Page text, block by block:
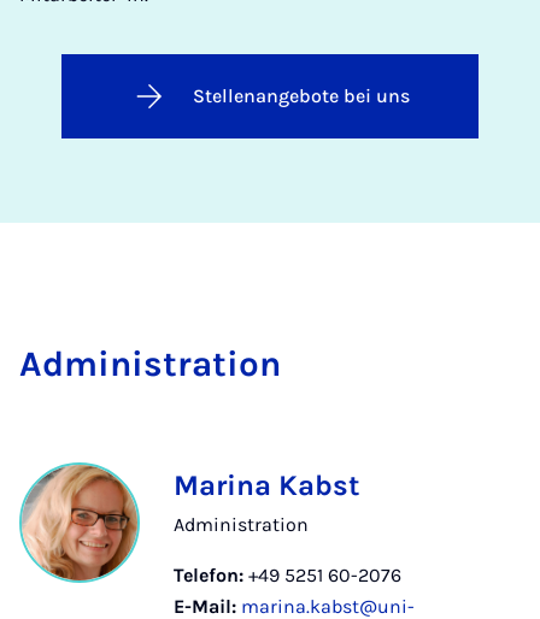
Stellenangebote bei uns
Ad­mi­nis­tra­ti­on
Marina Kabst
Administration
Telefon: +49 5251 60-2076
E-Mail: marina.kabst@uni-